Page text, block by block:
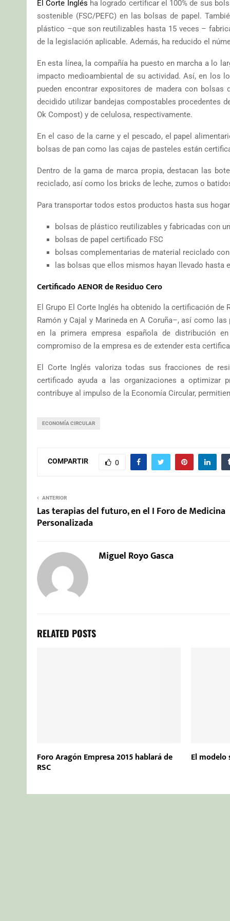
El Corte Inglés ha logrado certificar el 100% de sus
sostenible (FSC/PEFC) en las bolsas de papel.
plástico –que son reutilizables hasta 15 veces –
de la legislación aplicable. Además, ha reducido el
En esta línea, la compañía ha puesto en marcha a lo
impacto medioambiental de su actividad. Así, en los
pueden encontrar expositores de madera con bolsas
decidido utilizar bandejas compostables procedentes
Ok Compost) y de celulosa, respectivamente.
En el caso de la carne y el pescado, el papel
bolsas de pan como las cajas de pasteles están
Dentro de la gama de marca propia, destacan las
reciclado, así como los bricks de leche, zumos o
Para transportar todos estos productos hasta sus
bolsas de plástico reutilizables y fabricadas con
bolsas de papel certificado FSC
bolsas complementarias de material reciclado
las bolsas que ellos mismos hayan llevado hasta
Certificado AENOR de Residuo Cero
El Grupo El Corte Inglés ha obtenido la certificación de
Ramón y Cajal y Marineda en A Coruña–, así como
en la primera empresa española de distribución
compromiso de la empresa es de extender esta
El Corte Inglés valoriza todas sus fracciones de
certificado ayuda a las organizaciones a
contribuye al impulso de la Economía Circular,
ECONOMÍA CIRCULAR
COMPARTIR 0
ANTERIOR
Las terapias del futuro, en el I Foro de Medicina
Personalizada
Miguel Royo Gasca
RELATED POSTS
Foro Aragón Empresa 2015 hablará de
RSC
El modelo